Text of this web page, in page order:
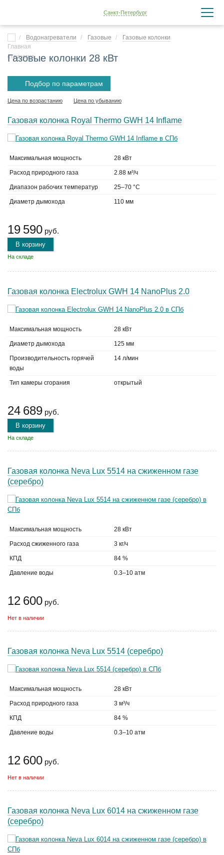
Санкт-Петербург
Водонагреватели Газовые Газовые колонки
Газовые колонки 28 кВт
Подбор по параметрам
Цена по возрастанию Цена по убыванию
Газовая колонка Royal Thermo GWH 14 Inflame
Максимальная мощность 28 кВт
Расход природного газа 2.88 м³/ч
Диапазон рабочих температур 25–70 °С
Диаметр дымохода 110 мм
19 590 руб.
В корзину
На складе
Газовая колонка Electrolux GWH 14 NanoPlus 2.0
Максимальная мощность 28 кВт
Диаметр дымохода 125 мм
Производительность горячей
воды
14 л/мин
Тип камеры сгорания открытый
24 689 руб.
В корзину
На складе
Газовая колонка Neva Lux 5514 на сжиженном газе
(серебро)
Максимальная мощность 28 кВт
Расход сжиженного газа 3 кг/ч
КПД 84 %
Давление воды 0.3–10 атм
12 600 руб.
Нет в наличии
Газовая колонка Neva Lux 5514 (серебро)
Максимальная мощность 28 кВт
Расход природного газа 3 м³/ч
КПД 84 %
Давление воды 0.3–10 атм
12 600 руб.
Нет в наличии
Газовая колонка Neva Lux 6014 на сжиженном газе
(серебро)